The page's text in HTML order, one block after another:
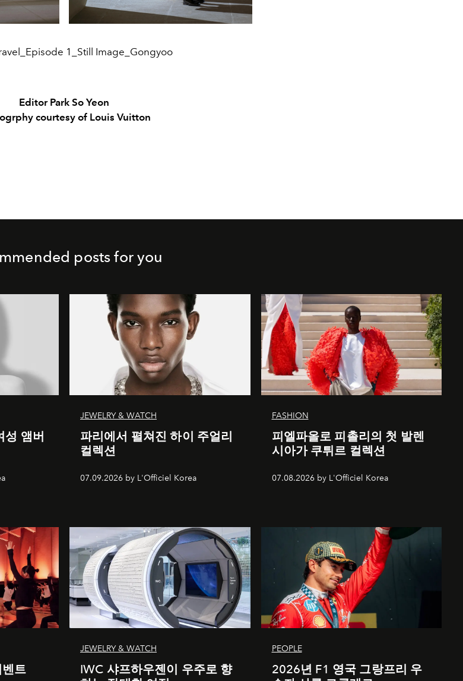
1_Still Image_Gongyoo
Editor Park So Yeon
courtesy of Louis Vuitton
posts for you
성 앰버
JEWELRY & WATCH
파리에서 펼쳐진 하이 주얼리
컬렉션
07.09.2026 by L'Officiel Korea
FASHION
피엘파올로 피촐리의 첫 발렌
시아가 쿠튀르 컬렉션
07.08.2026 by L'Officiel Korea
트
JEWELRY & WATCH
IWC 샤프하우젠이 우주로 향
PEOPLE
2026년 F1 영국 그랑프리 우